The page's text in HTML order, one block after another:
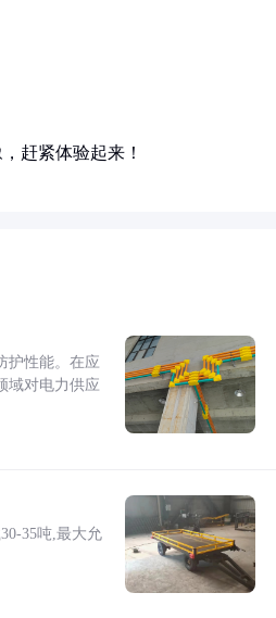
赶紧体验起来！
护性能。在应
域对电力供应
35吨,最大允